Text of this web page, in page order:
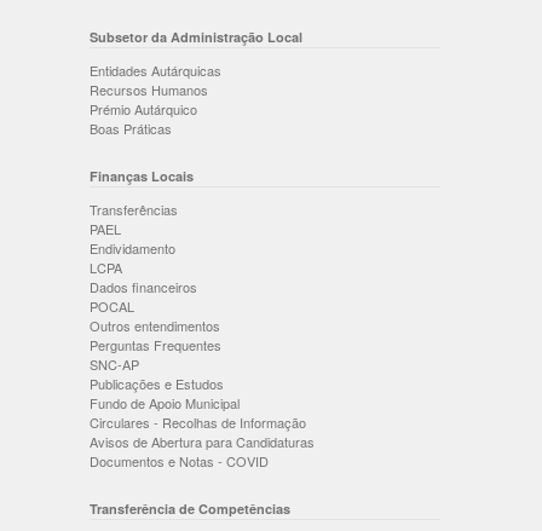
Subsetor da Administração Local
Entidades Autárquicas
Recursos Humanos
Prémio Autárquico
Boas Práticas
Finanças Locais
Transferências
PAEL
Endividamento
LCPA
Dados financeiros
POCAL
Outros entendimentos
Perguntas Frequentes
SNC-AP
Publicações e Estudos
Fundo de Apoio Municipal
Circulares - Recolhas de Informação
Avisos de Abertura para Candidaturas
Documentos e Notas - COVID
Transferência de Competências